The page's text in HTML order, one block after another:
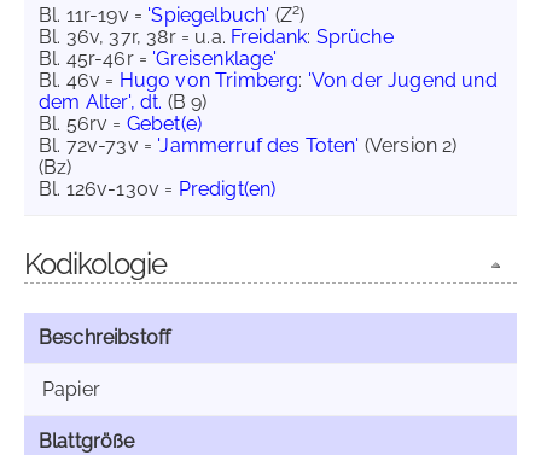
Bl. 11r-19v = 'Spiegelbuch' (Z2)
Bl. 36v, 37r, 38r = u.a. Freidank: Sprüche
Bl. 45r-46r = 'Greisenklage'
Bl. 46v = Hugo von Trimberg: 'Von der Jugend und
dem Alter', dt. (B 9)
Bl. 56rv = Gebet(e)
Bl. 72v-73v = 'Jammerruf des Toten' (Version 2)
(Bz)
Bl. 126v-130v = Predigt(en)
Kodikologie
Beschreibstoff
Papier
Blattgröße